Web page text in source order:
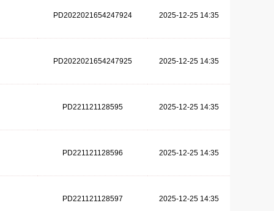
PD2022021654247924 2025-12-25 14:35
PD2022021654247925 2025-12-25 14:35
PD221121128595 2025-12-25 14:35
PD221121128596 2025-12-25 14:35
PD221121128597 2025-12-25 14:35